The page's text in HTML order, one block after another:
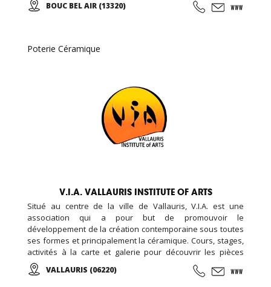
BOUC BEL AIR (13320)
Poterie Céramique
V.I.A. VALLAURIS INSTITUTE OF ARTS
Situé au centre de la ville de Vallauris, V.I.A. est une
association qui a pour but de promouvoir le
développement de la création contemporaine sous toutes
ses formes et principalement la céramique. Cours, stages,
activités à la carte et galerie pour découvrir les pièces
d’élèves et d’artistes internationaux...
VALLAURIS (06220)